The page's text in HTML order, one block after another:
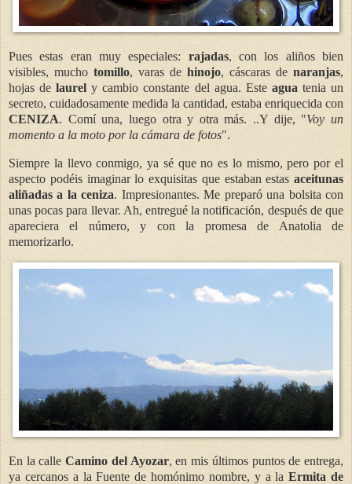
Pues estas eran muy especiales: rajadas, con los aliños bien
visibles, mucho tomillo, varas de hinojo, cáscaras de naranjas,
hojas delaurel y cambio constante del agua. Este agua tenia un
secreto, cuidadosamente medida la cantidad, estaba enriquecida con
CENIZA. Comí una, luego otra y otra más. ..Y dije, "Voy un
momento a la moto por la cámara de fotos".
Siempre la llevo conmigo, ya sé que no es lo mismo, pero por el
aspecto podéis imaginar lo exquisitas que estaban estas aceitunas
aliñadas a la ceniza. Impresionantes. Me preparó una bolsita con
unas pocas para llevar. Ah, entregué la notificación, después de que
apareciera el número, y con la promesa de Anatolia de
memorizarlo.
En la calleCamino del Ayozar, en mis últimos puntos de entrega,
ya cercanos a la Fuente de homónimo nombre, y a laErmita de